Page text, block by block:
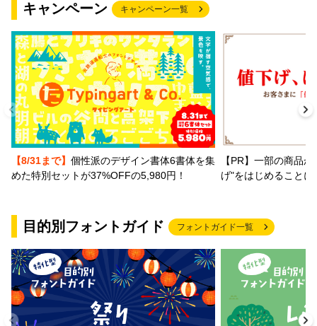
キャンペーン キャンペーン一覧
【8/31まで】 個性派のデザイン書体6書体を集
めた特別セットが37%OFFの5,980円！
【PR】一部の商品
げ"をはじめること
目的別フォントガイド フォントガイド一覧